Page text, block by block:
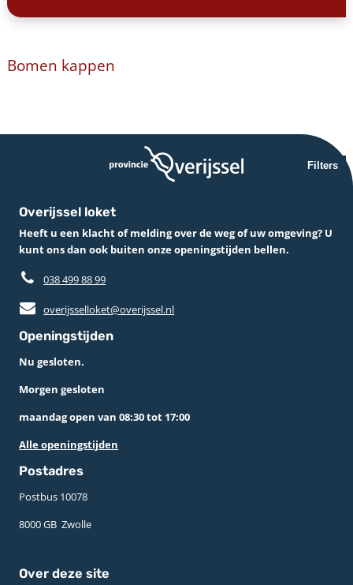
Bomen kappen
Filters
Overijssel loket
Heeft u een klacht of melding over de weg of uw omgeving? U
kunt ons dan ook buiten onze openingstijden bellen.
038 499 88 99
overijsselloket@overijssel.nl
Openingstijden
Nu gesloten.
Morgen gesloten
maandag open van 08:30 tot 17:00
Alle openingstijden
Postadres
Postbus 10078 ­
8000 GB ­ Zwolle
Over deze site